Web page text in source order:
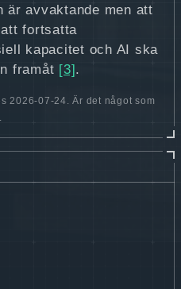
är avvaktande men att
fortsatta
kapacitet och AI ska
framåt [3] .
2026-07-24. Är det något som
.